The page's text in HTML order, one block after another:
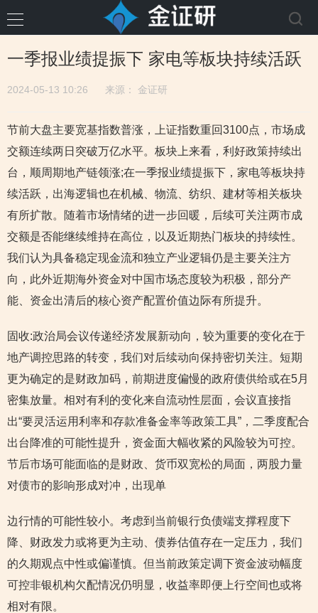
一季报业绩提振下 家电等板块持续活跃
2024-05-13 10:26 来源： 金证研
节前大盘主要宽基指数普涨，上证指数重回3100点，市场成
交额连续两日突破万亿水平。板块上来看，利好政策持续出
台，顺周期地产链领涨;在一季报业绩提振下，家电等板块持
续活跃，出海逻辑也在机械、物流、纺织、建材等相关板块
有所扩散。随着市场情绪的进一步回暖，后续可关注两市成
交额是否能继续维持在高位，以及近期热门板块的持续性。
我们认为具备稳定现金流和独立产业逻辑仍是主要关注方
向，此外近期海外资金对中国市场态度较为积极，部分产
能、资金出清后的核心资产配置价值边际有所提升。
固收:政治局会议传递经济发展新动向，较为重要的变化在于
地产调控思路的转变，我们对后续动向保持密切关注。短期
更为确定的是财政加码，前期进度偏慢的政府债供给或在5月
密集放量。相对有利的变化来自流动性层面，会议直接指
出“要灵活运用利率和存款准备金率等政策工具”，二季度配合
出台降准的可能性提升，资金面大幅收紧的风险较为可控。
节后市场可能面临的是财政、货币双宽松的局面，两股力量
对债市的影响形成对冲，出现单
边行情的可能性较小。考虑到当前银行负债端支撑程度下
降、财政发力或将更为主动、债券估值存在一定压力，我们
的久期观点中性或偏谨慎。但当前政策定调下资金波动幅度
可控非银机构欠配情况仍明显，收益率即便上行空间也或将
相对有限。